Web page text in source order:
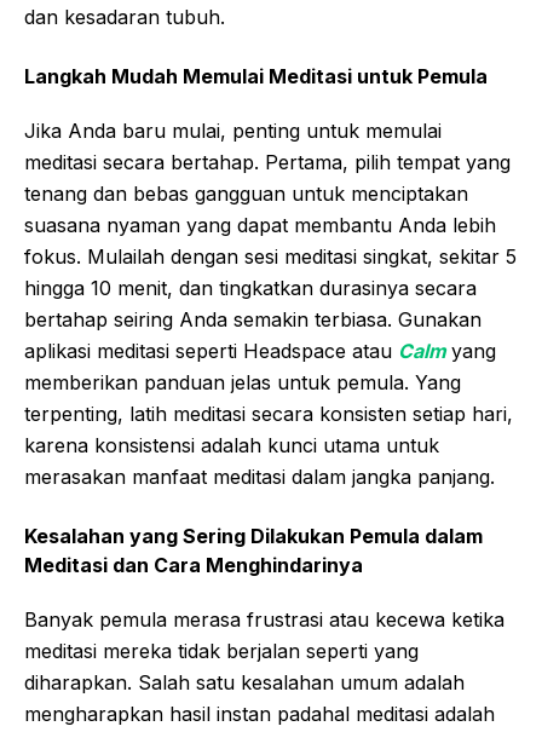
dan kesadaran tubuh.
Langkah Mudah Memulai Meditasi untuk Pemula
Jika Anda baru mulai, penting untuk memulai
meditasi secara bertahap. Pertama, pilih tempat yang
tenang dan bebas gangguan untuk menciptakan
suasana nyaman yang dapat membantu Anda lebih
fokus. Mulailah dengan sesi meditasi singkat, sekitar 5
hingga 10 menit, dan tingkatkan durasinya secara
bertahap seiring Anda semakin terbiasa. Gunakan
aplikasi meditasi seperti Headspace atau Calm yang
memberikan panduan jelas untuk pemula. Yang
terpenting, latih meditasi secara konsisten setiap hari,
karena konsistensi adalah kunci utama untuk
merasakan manfaat meditasi dalam jangka panjang.
Kesalahan yang Sering Dilakukan Pemula dalam
Meditasi dan Cara Menghindarinya
Banyak pemula merasa frustrasi atau kecewa ketika
meditasi mereka tidak berjalan seperti yang
diharapkan. Salah satu kesalahan umum adalah
mengharapkan hasil instan padahal meditasi adalah